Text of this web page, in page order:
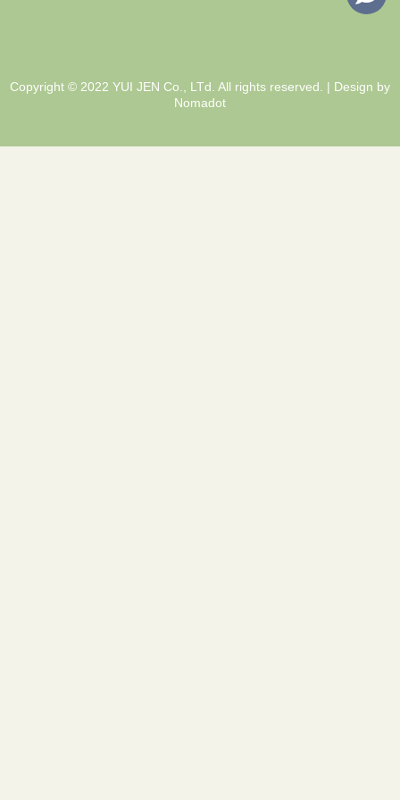
Copyright © 2022 YUI JEN Co., LTd. All rights reserved. | Design by
Nomadot